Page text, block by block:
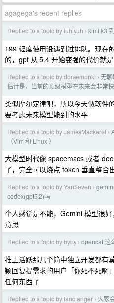
agagega's recent replies
Replied to a topic by iuhiyuh › kimi k3
199 轻度使用没遇到过排队。现在
的，gpt 从 5.4 开始变强的代价就
Replied to a topic by doraemonki › 无聊
估计是，当前的顶级模型在未来会非常
类似摩尔定律吧，所以今天做软件
要考虑未来模型能到的水平
Replied to a topic by JamesMackerel ›
（Vim 和 Linux ）
大模型时代像 spacemacs 或者
了，完全可以烧点 token 垂直整合
Replied to a topic by YanSeven ›
codex(gpt5.2)吗
个人感觉是不能，Gemini 模型很
意思
Replied to a topic by byby › opencat 这
推上活跃那几个简中独立开发都有
颖回复提需求的用户「你死不死啊
任何东西了
Replied to a topic by fanqianger › 大家